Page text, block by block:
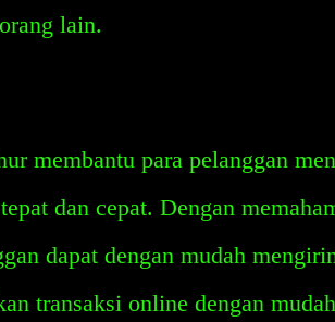
lain.
membantu para pelanggan
dan cepat. Dengan
dapat dengan mudah
transaksi online dengan